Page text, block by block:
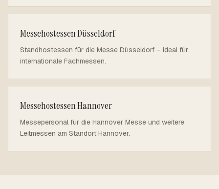
Messehostessen Düsseldorf
Standhostessen für die Messe Düsseldorf – ideal für
internationale Fachmessen.
Messehostessen Hannover
Messepersonal für die Hannover Messe und weitere
Leitmessen am Standort Hannover.